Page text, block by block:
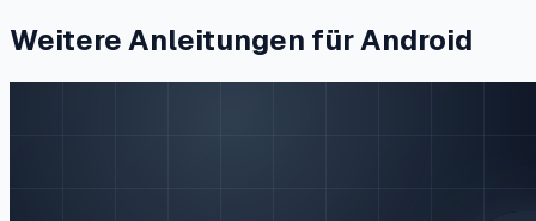
Weitere Anleitungen für Android